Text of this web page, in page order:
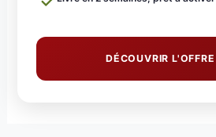
DÉCOUVRIR L'OFFRE